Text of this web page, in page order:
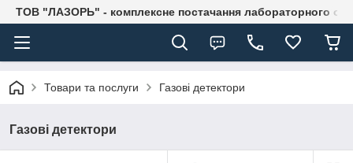
ТОВ "ЛАЗОРЬ" - комплексне постачання лабораторного
Товари та послуги Газові детектори
Газові детектори